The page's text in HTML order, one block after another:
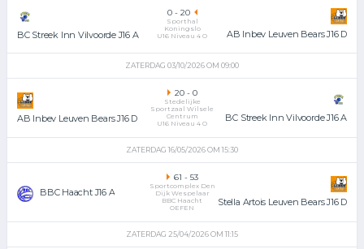
BC Streek Inn Vilvoorde J16 A
0- 20
Sporthal
Koningslo
U16 Niveau 4 O
AB Inbev Leuven Bears J16 D
ZATERDAG 03/10/2026 OM 09:00
AB Inbev Leuven Bears J16 D
20- 0
Stedelijke
Sportzaal Wilsele
Centrum
U16 Niveau 4 O
BC Streek Inn Vilvoorde J16 A
ZATERDAG 16/05/2026 OM 15:30
BBC Haacht J16 A
61 - 53
Sportcomplex Den
Dijk Wespelaar
BBC Haacht
OEFEN
Stella Artois Leuven Bears J16 D
ZATERDAG 25/04/2026 OM 11:15